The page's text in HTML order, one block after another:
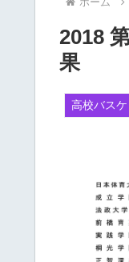
2018
果
高校バスケ